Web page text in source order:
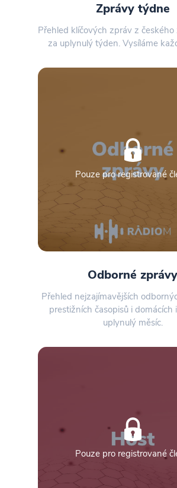
Zprávy týdne
Přehled klíčových zpráv z
za uplynulý týden. Vysíláme
Pouze pro registrované
Odborné zprávy
Přehled nejzajímavějších
prestižních časopisů i domácích
uplynulý měsíc.
Pouze pro registrované